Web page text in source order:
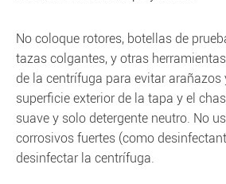
No coloque rotores, botellas de
tazas colgantes, y otras
de la centrífuga para evitar
superficie exterior de la tapa y el
suave y solo detergente neutro. No
corrosivos fuertes (como
desinfectar la centrífuga.